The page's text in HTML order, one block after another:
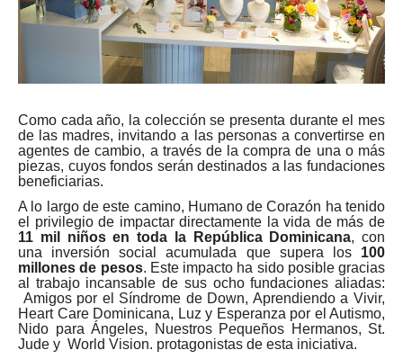
Como cada año, la colección se presenta durante el mes
de las madres, invitando a las personas a convertirse en
agentes de cambio, a través de la compra de una o más
piezas, cuyos fondos serán destinados a las fundaciones
beneficiarias.
A lo largo de este camino, Humano de Corazón ha tenido
el privilegio de impactar directamente la vida de más de
11 mil niños en toda la República Dominicana, con
una inversión social acumulada que supera los 100
millones de pesos. Este impacto ha sido posible gracias
al trabajo incansable de sus ocho fundaciones aliadas:
Amigos por el Síndrome de Down, Aprendiendo a Vivir,
Heart Care Dominicana, Luz y Esperanza por el Autismo,
Nido para Ángeles, Nuestros Pequeños Hermanos, St.
Jude y World Vision. protagonistas de esta iniciativa.